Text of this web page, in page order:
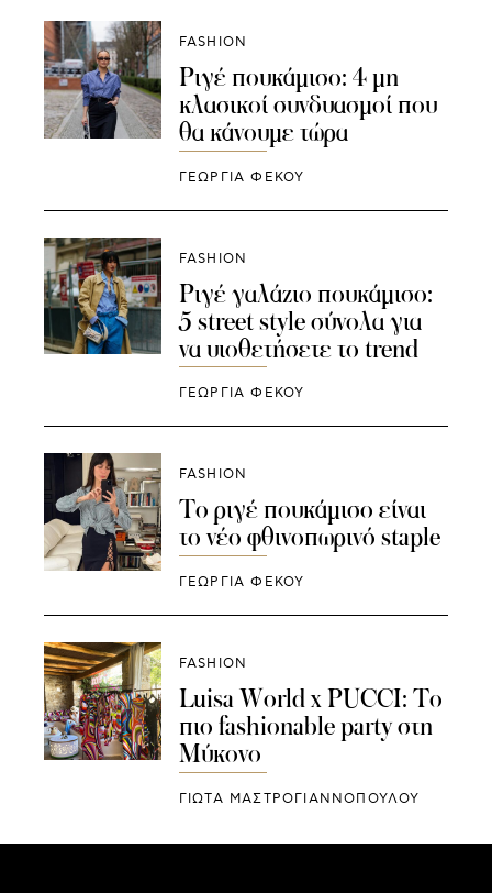
FASHION
Ριγέ πουκάμισο: 4 μη
κλασικοί συνδυασμοί που
θα κάνουμε τώρα
ΓΕΩΡΓΙΑ ΦΕΚΟΥ
FASHION
Ριγέ γαλάζιο πουκάμισο:
5 street style σύνολα για
να υιοθετήσετε το trend
ΓΕΩΡΓΙΑ ΦΕΚΟΥ
FASHION
Το ριγέ πουκάμισο είναι
το νέο φθινοπωρινό staple
ΓΕΩΡΓΙΑ ΦΕΚΟΥ
FASHION
Luisa World x PUCCI: Το
πιο fashionable party στη
Μύκονο
ΓΙΩΤΑ ΜΑΣΤΡΟΓΙΑΝΝΟΠΟΥΛΟΥ